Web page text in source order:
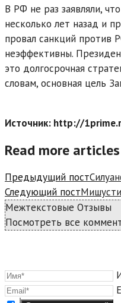
В РФ не раз заявляли,
несколько лет назад и
провал санкций против
неэффективны.
это долгосрочная
словам, основная цель
Источник: http://
Read more articles
Предыдущий пост
Следующий пост
Межтекстовые Отзывы
Посмотреть все